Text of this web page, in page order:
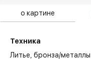
о картине
Техника
Литье,бронза/металлы